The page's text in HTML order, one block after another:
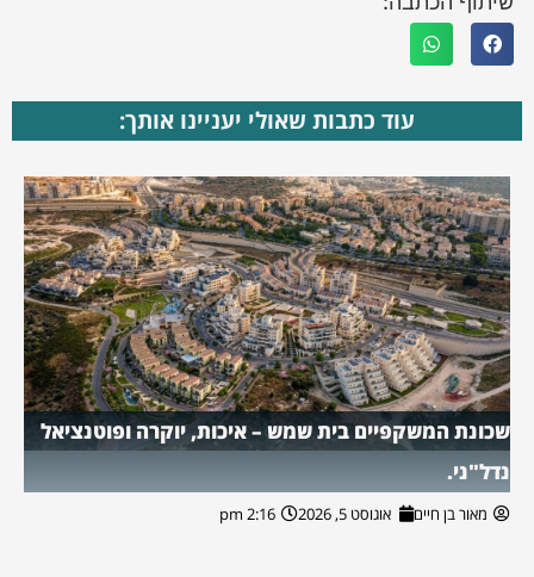
עוד כתבות שאולי יעניינו אותך:
שכונת המשקפיים בית שמש – איכות, יוקרה ופוטנציאל
נדל"ני.
מאור בן חיים אוגוסט 5, 2026 2:16 pm